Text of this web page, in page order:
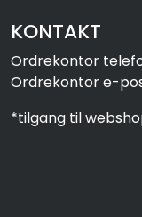
KONTAKT
Ordrekontor
Ordrekontor e-
*tilgang til